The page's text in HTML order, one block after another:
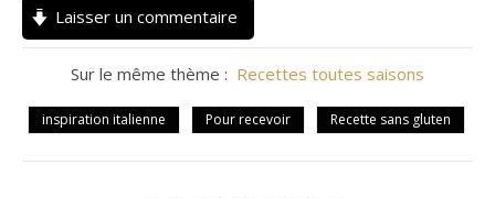
Laisser un commentaire
Sur le même thème : Recettes toutes saisons
inspiration italienne Pour recevoir Recette sans gluten